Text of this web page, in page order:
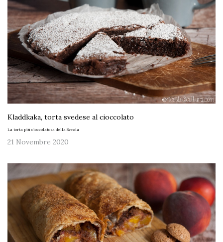
Kladdkaka, torta svedese al cioccolato
La torta più cioccolatosa della Svezia
21 Novembre 2020